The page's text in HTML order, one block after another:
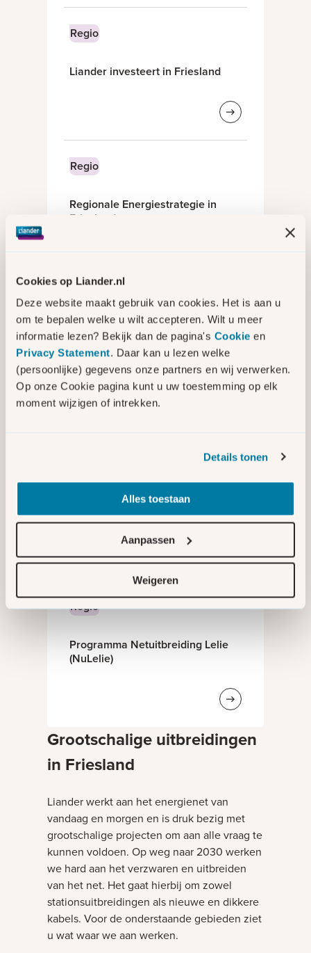
Cookies op Liander.nl
Deze website maakt gebruik van cookies. Het is aan u
om te bepalen welke u wilt accepteren. Wilt u meer
informatie lezen? Bekijk dan de pagina's Cookie en
Privacy Statement. Daar kan u lezen welke
(persoonlijke) gegevens onze partners en wij verwerken.
Op onze Cookie pagina kunt u uw toestemming op elk
moment wijzigen of intrekken.
Details tonen
Alles toestaan
Aanpassen
Weigeren
Regio
Liander investeert in Friesland
Regio
Regionale Energiestrategie in
Friesland
Regio
Maatregelen om het net in
Friesland te ontlasten
Ondernemen ondanks
netcongestie in regio Drachten
Regio
Programma Netuitbreiding Lelie
(NuLelie)
Grootschalige uitbreidingen
in Friesland
Liander werkt aan het energienet van
vandaag en morgen en is druk bezig met
grootschalige projecten om aan alle vraag te
kunnen voldoen. Op weg naar 2030 werken
we hard aan het verzwaren en uitbreiden
van het net. Het gaat hierbij om zowel
stationsuitbreidingen als nieuwe en dikkere
kabels. Voor de onderstaande gebieden ziet
u wat waar we aan werken.